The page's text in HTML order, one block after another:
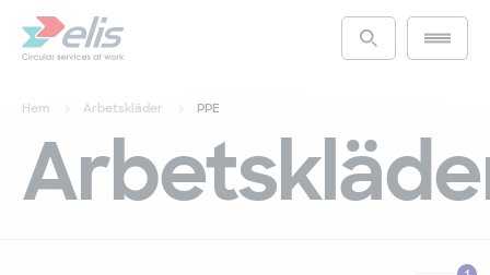
huvudinnehållAccess the
Main
Hem Arbetskläder PPE